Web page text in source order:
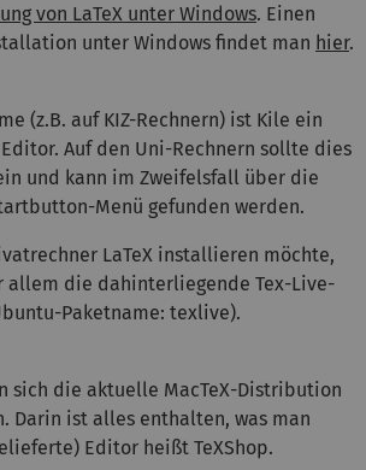
von LaTeX unter Windows. Einen
unter Windows findet man hier.
(z.B. auf KIZ-Rechnern) ist Kile ein
Auf den Uni-Rechnern sollte dies
und kann im Zweifelsfall über die
Menü gefunden werden.
LaTeX installieren möchte,
allem die dahinterliegende Tex-Live-
Paketname: texlive).
sich die aktuelle MacTeX-Distribution
Darin ist alles enthalten, was man
Editor heißt TeXShop.